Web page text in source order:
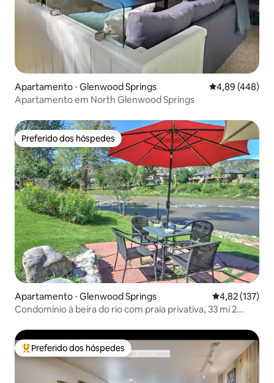
Apartamento ⋅ Glenwood Springs 4,89 de uma
4,89 (448)
Apartamento em North Glenwood Springs
Preferido dos hóspedes
Preferido dos hóspedes
Apartamento ⋅ Glenwood Springs 4,82 de uma
4,82 (137)
Condomínio à beira do rio com praia privativa, 33 mi 2
Entre os melhores preferidos dos hóspedes
Preferido dos hóspedes